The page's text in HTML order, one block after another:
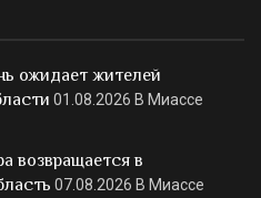
ожидает жителей
01.08.2026 В Миассе
возвращается в
07.08.2026 В Миассе